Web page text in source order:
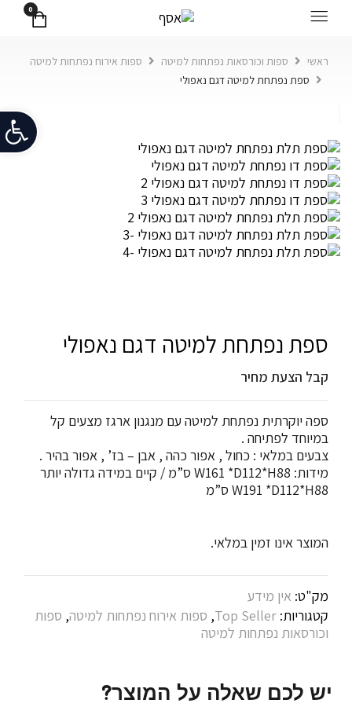
0
ראשי ספות וכורסאות נפתחות למיטה
ספות אירוח נפתחות למיטה
ספת נפתחת למיטה דגם נאפולי
ספת נפתחת למיטה דגם נאפולי
קבל הצעת מחיר
ספה יוקרתית נפתחת למיטה עם מנגנון ארגז מצעים קל
במיוחד לפתיחה .
צבעים במלאי : כחול , אפור כהה , אבן – בז’ , אפור בהיר .
מידות: W161 *D112*H88 ס”מ / קיים במידה גדולה יותר
W191 *D112*H88 ס”מ
המוצר אינו זמין במלאי.
מק"ט: אין מידע
קטגוריות: Top Seller
, ספות אירוח נפתחות למיטה, ספות
וכורסאות נפתחות למיטה
יש לכם שאלה על המוצר?